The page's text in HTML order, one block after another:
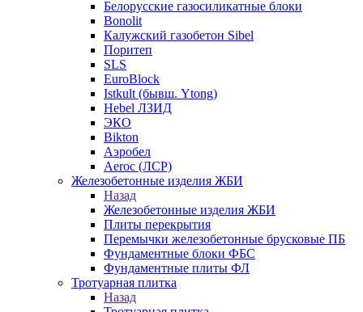
Белорусские газосиликатные блоки
Bonolit
Калужский газобетон Sibel
Поритеп
SLS
EuroBlock
Istkult (бывш. Ytong)
Hebel ЛЗИД
ЭКО
Bikton
Аэробел
Aeroc (ЛСР)
Железобетонные изделия ЖБИ
Назад
Железобетонные изделия ЖБИ
Плиты перекрытия
Перемычки железобетонные брусковые ПБ
Фундаментные блоки ФБС
Фундаментные плиты ФЛ
Тротуарная плитка
Назад